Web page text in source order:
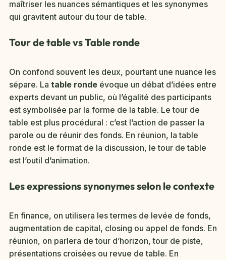
maîtriser les nuances sémantiques et les synonymes
qui gravitent autour du tour de table.
Tour de table vs Table ronde
On confond souvent les deux, pourtant une nuance les
sépare. La table ronde évoque un débat d’idées entre
experts devant un public, où l’égalité des participants
est symbolisée par la forme de la table. Le tour de
table est plus procédural : c’est l’action de passer la
parole ou de réunir des fonds. En réunion, la table
ronde est le format de la discussion, le tour de table
est l’outil d’animation.
Les expressions synonymes selon le contexte
En finance, on utilisera les termes de levée de fonds,
augmentation de capital, closing ou appel de fonds. En
réunion, on parlera de tour d’horizon, tour de piste,
présentations croisées ou revue de table. En